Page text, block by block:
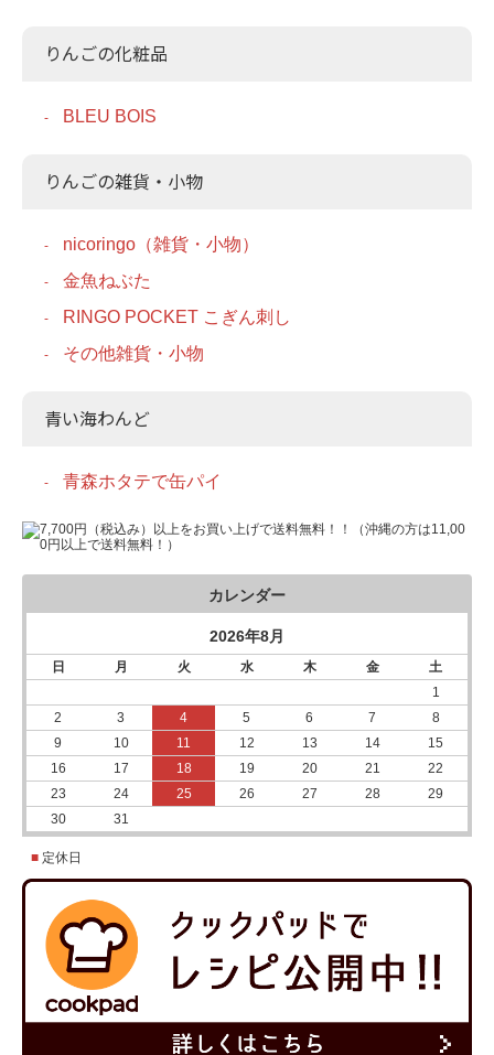
りんごの化粧品
BLEU BOIS
りんごの雑貨・小物
nicoringo（雑貨・小物）
金魚ねぶた
RINGO POCKET こぎん刺し
その他雑貨・小物
青い海わんど
青森ホタテで缶パイ
カレンダー
2026年8月
日 月 火 水 木 金
土
1
2
3 4 5 6 7
8
9
10 11 12 13 14
15
16
17 18 19 20 21
22
23
24 25 26 27 28
29
30
31
■ 定休日